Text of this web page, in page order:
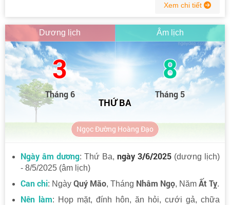
Xem chi tiết
Dương lịch
3
Tháng 6
Âm lịch
8
Tháng 5
THỨ BA
Ngọc Đường Hoàng Đạo
Ngày âm dương: Thứ Ba, ngày 3/6/2025 (dương lịch)
- 8/5/2025 (âm lịch)
Can chi: Ngày Quý Mão, Tháng Nhâm Ngọ, Năm Ất Tỵ.
Nên làm: Họp mặt, đính hôn, ăn hỏi, cưới gả, chữa